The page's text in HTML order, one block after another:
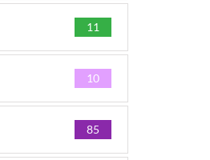
11
10
85